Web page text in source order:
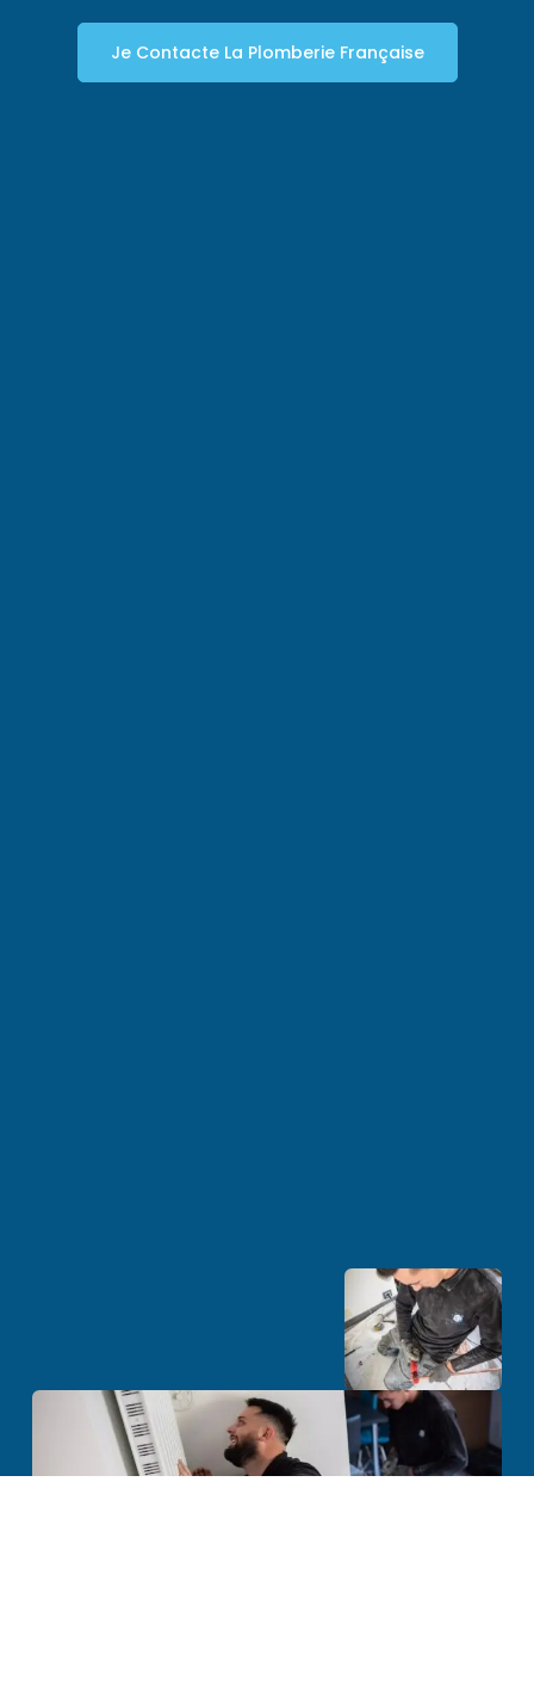
Je Contacte La Plomberie Française